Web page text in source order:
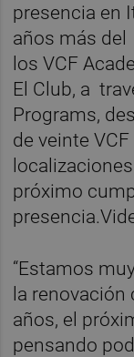
presencia en
años más del
los VCF
El Club, a
Programs,
de veinte
próximo
“Estamos
la
años, el
pensando